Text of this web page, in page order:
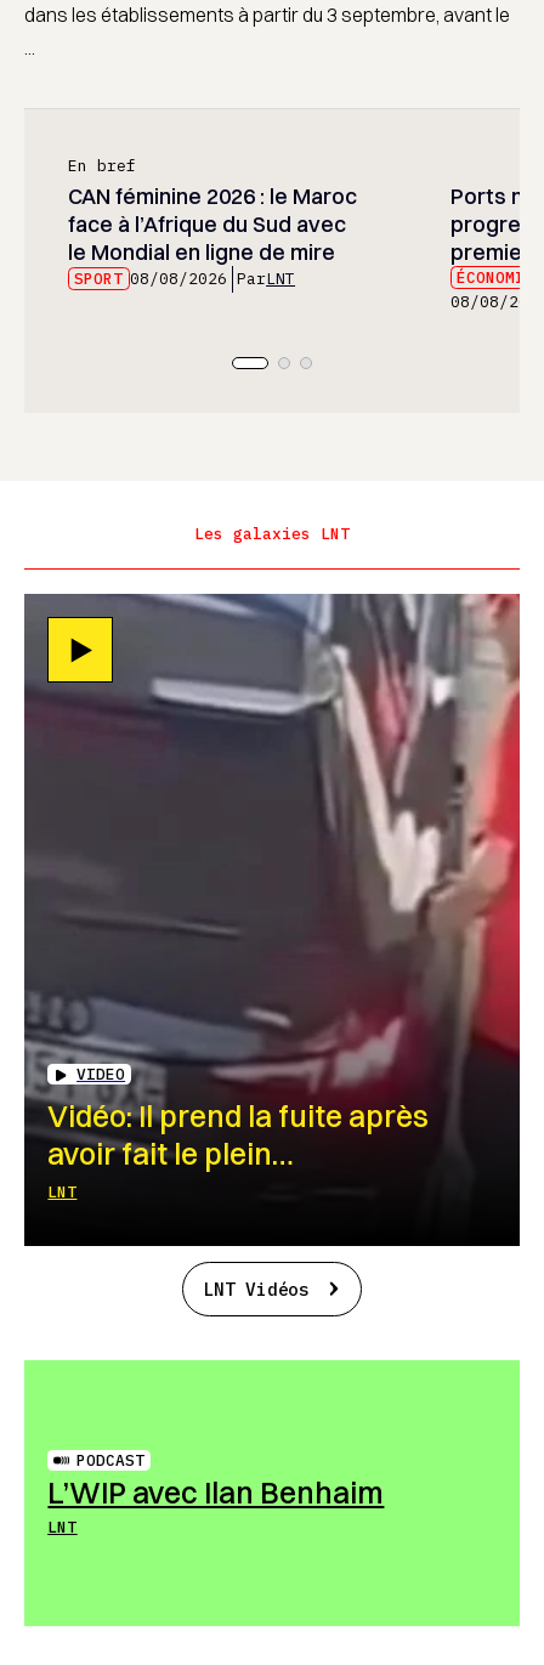
dans les établissements à partir du 3 septembre, avant le
En bref
CAN féminine 2026 : le Maroc
face à l’Afrique du Sud avec
le Mondial en ligne de mire
SPORT 08/08/2026 ParLNT
Ports
premier
08/08/
Les galaxies LNT
VIDEO
Vidéo: Il prend la fuite après
avoir fait le plein…
LNT
LNT Vidéos
PODCAST
L’WIP avec Ilan Benhaim
LNT